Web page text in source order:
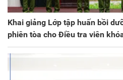
Khai giảng Lớp tập huấn bồi
phiên tòa cho Điều tra viên